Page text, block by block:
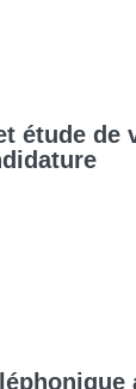
étude de